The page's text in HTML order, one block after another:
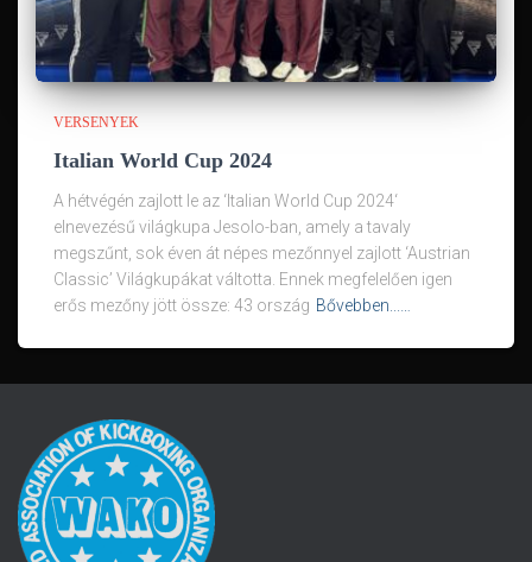
VERSENYEK
Italian World Cup 2024
A hétvégén zajlott le az ‘Italian World Cup 2024‘
elnevezésű világkupa Jesolo-ban, amely a tavaly
megszűnt, sok éven át népes mezőnnyel zajlott ‘Austrian
Classic’ Világkupákat váltotta. Ennek megfelelően igen
erős mezőny jött össze: 43 ország Bővebben...…